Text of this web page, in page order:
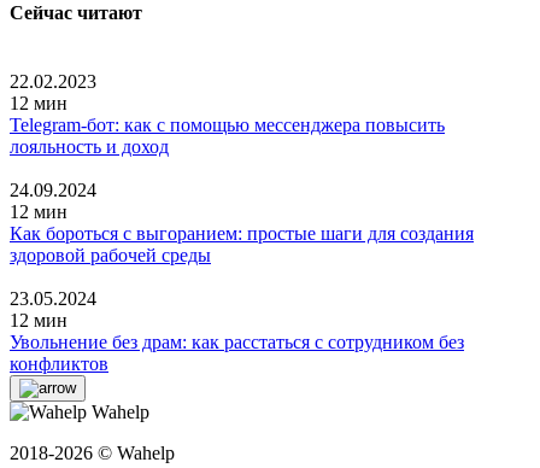
Сейчас читают
22.02.2023
12 мин
Telegram-бот: как с помощью мессенджера повысить
лояльность и доход
24.09.2024
12 мин
Как бороться с выгоранием: простые шаги для создания
здоровой рабочей среды
23.05.2024
12 мин
Увольнение без драм: как расстаться с сотрудником без
конфликтов
Wahelp
2018-2026 © Wahelp